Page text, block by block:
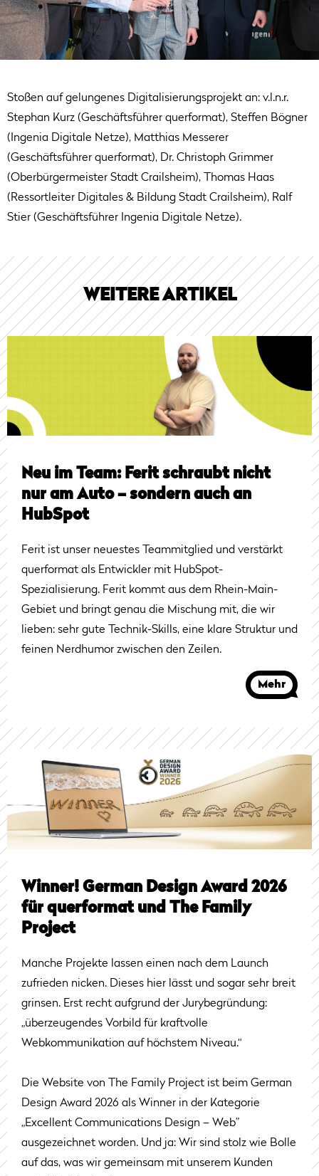
Stoßen auf gelungenes Digitalisierungsprojekt an: v.l.n.r.
Stephan Kurz (Geschäftsführer querformat), Steffen Bögner
(Ingenia Digitale Netze), Matthias Messerer
(Geschäftsführer querformat), Dr. Christoph Grimmer
(Oberbürgermeister Stadt Crailsheim), Thomas Haas
(Ressortleiter Digitales & Bildung Stadt Crailsheim), Ralf
Stier (Geschäftsführer Ingenia Digitale Netze).
WEITERE ARTIKEL
Neu im Team: Ferit schraubt nicht
nur am Auto – sondern auch an
HubSpot
Ferit ist unser neuestes Teammitglied und verstärkt
querformat als Entwickler mit HubSpot-
Spezialisierung. Ferit kommt aus dem Rhein-Main-
Gebiet und bringt genau die Mischung mit, die wir
lieben: sehr gute Technik-Skills, eine klare Struktur und
feinen Nerdhumor zwischen den Zeilen.
Mehr
Winner! German Design Award 2026
für querformat und The Family
Project
Manche Projekte lassen einen nach dem Launch
zufrieden nicken. Dieses hier lässt und sogar sehr breit
grinsen. Erst recht aufgrund der Jurybegründung:
„überzeugendes Vorbild für kraftvolle
Webkommunikation auf höchstem Niveau.“
Die Website von The Family Project ist beim German
Design Award 2026 als Winner in der Kategorie
„Excellent Communications Design – Web”
ausgezeichnet worden. Und ja: Wir sind stolz wie Bolle
auf das, was wir gemeinsam mit unserem Kunden